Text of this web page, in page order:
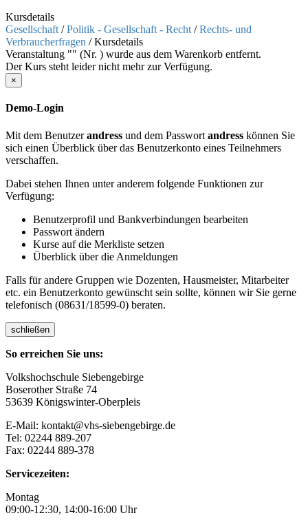
Kursdetails
Gesellschaft /Politik - Gesellschaft - Recht /Rechts- und
Verbraucherfragen /Kursdetails
Veranstaltung "" (Nr. ) wurde aus dem Warenkorb entfernt.
Der Kurs steht leider nicht mehr zur Verfügung.
×
Demo-Login
Mit dem Benutzerandress und dem Passwort andress können Sie
sich einen Überblick über das Benutzerkonto eines Teilnehmers
verschaffen.
Dabei stehen Ihnen unter anderem folgende Funktionen zur
Verfügung:
Benutzerprofil und Bankverbindungen bearbeiten
Passwort ändern
Kurse auf die Merkliste setzen
Überblick über die Anmeldungen
Falls für andere Gruppen wie Dozenten, Hausmeister, Mitarbeiter
etc. ein Benutzerkonto gewünscht sein sollte, können wir Sie gerne
telefonisch (08631/18599-0) beraten.
schließen
So erreichen Sie uns:
Volkshochschule Siebengebirge
Boserother Straße 74
53639 Königswinter-Oberpleis
E-Mail: kontakt@vhs-siebengebirge.de
Tel: 02244 889-207
Fax: 02244 889-378
Servicezeiten:
Montag
09:00-12:30, 14:00-16:00 Uhr